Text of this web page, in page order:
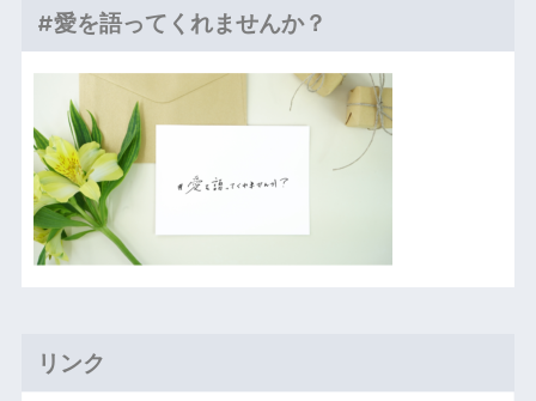
#愛を語ってくれませんか？
リンク